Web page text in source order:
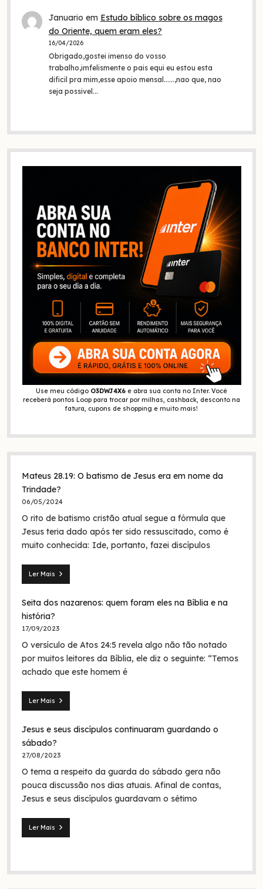
Januario em Estudo bíblico sobre os magos
do Oriente, quem eram eles?
16/04/2026
Obrigado,gostei imenso do vosso
trabalho,imfelismente o pais equi eu estou esta
dificil pra mim,esse apoio mensal......,nao que, nao
seja possivel…
Use meu código O3DWJ4X6 e abra sua conta no Inter. Você
receberá pontos Loop para trocar por milhas, cashback, desconto na
fatura, cupons de shopping e muito mais!
Mateus 28.19: O batismo de Jesus era em nome da
Trindade?
06/05/2024
O rito de batismo cristão atual segue a fórmula que
Jesus teria dado após ter sido ressuscitado, como é
muito conhecida: Ide, portanto, fazei discípulos
Ler Mais
Mateus
O
batismo
de
era
em
nome
Seita dos nazarenos: quem foram eles na Bíblia e na
história?
17/09/2023
O versículo de Atos 24:5 revela algo não tão notado
por muitos leitores da Bíblia, ele diz o seguinte: “Temos
achado que este homem é
Ler Mais
Seita
nazarenos:
quem
foram
na
Bíblia
Jesus e seus discípulos continuaram guardando o
sábado?
27/08/2023
O tema a respeito da guarda do sábado gera não
pouca discussão nos dias atuais. Afinal de contas,
Jesus e seus discípulos guardavam o sétimo
Ler Mais
Jesus